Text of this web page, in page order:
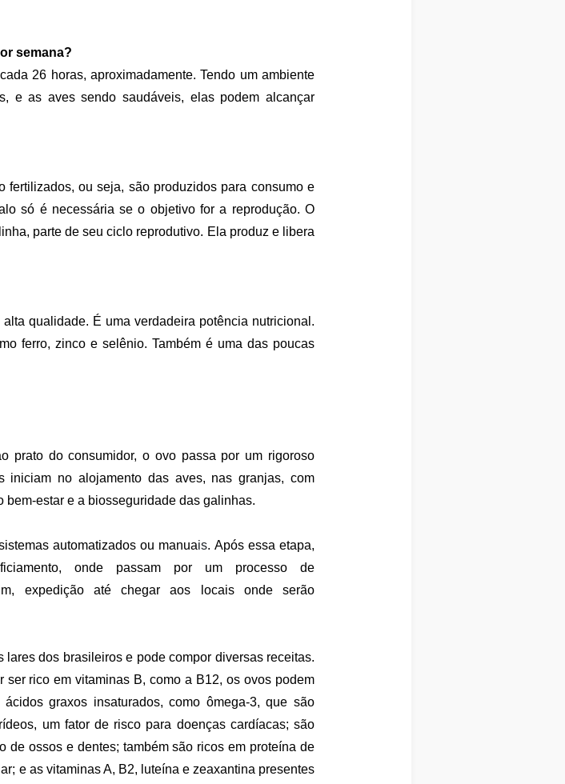
semana?
26 horas, aproximadamente. Tendo um ambiente
e as aves sendo saudáveis, elas podem alcançar
ou seja, são produzidos para consumo e
só é necessária se o objetivo for a reprodução. O
parte de seu ciclo reprodutivo. Ela produz e libera
qualidade. É uma verdadeira potência nutricional.
ferro, zinco e selênio. Também é uma das poucas
prato do consumidor, o ovo passa por um rigoroso
iniciam no alojamento das aves, nas granjas, com
estar e a biosseguridade das galinhas.
automatizados ou manuais. Após essa etapa,
onde passam por um processo de
expedição até chegar aos locais onde serão
dos brasileiros e pode compor diversas receitas.
rico em vitaminas B, como a B12, os ovos podem
graxos insaturados, como ômega-3, que são
um fator de risco para doenças cardíacas; são
ossos e dentes; também são ricos em proteína de
e as vitaminas A, B2, luteína e zeaxantina presentes